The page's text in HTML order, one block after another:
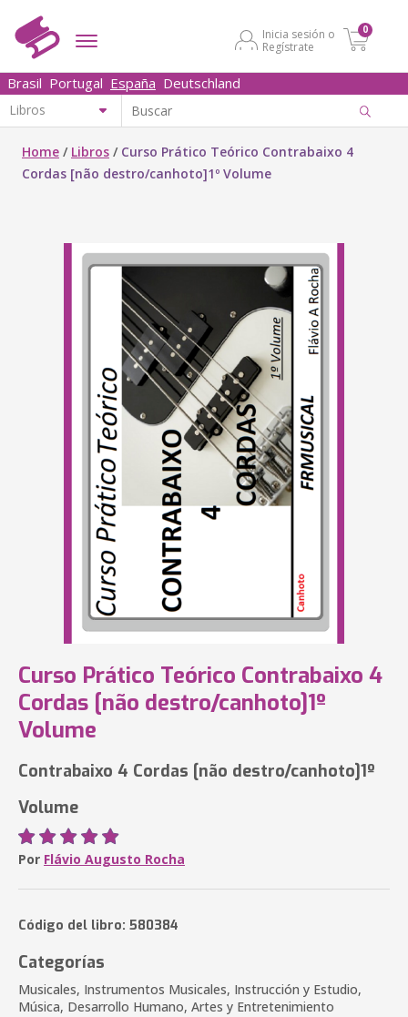
Inicia sesión o
Regístrate
0
Brasil Portugal España Deutschland
Home / Libros / Curso Prático Teórico Contrabaixo 4
Cordas [não destro/canhoto]1º Volume
Curso Prático Teórico Contrabaixo 4
Cordas [não destro/canhoto]1º
Volume
Contrabaixo 4 Cordas [não destro/canhoto]1º
Volume
Por Flávio Augusto Rocha
Código del libro: 580384
Categorías
Musicales, Instrumentos Musicales, Instrucción y Estudio,
Música, Desarrollo Humano, Artes y Entretenimiento